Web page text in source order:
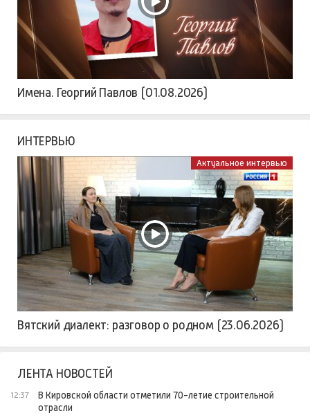
Имена. Георгий Павлов (01.08.2026)
ИНТЕРВЬЮ
Актуальное интервью
Вятский диалект: разговор о родном (23.06.2026)
ЛЕНТА НОВОСТЕЙ
12:37
В Кировской области отметили 70-летие строительной
отрасли